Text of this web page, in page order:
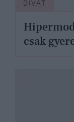
DIVAT
csak